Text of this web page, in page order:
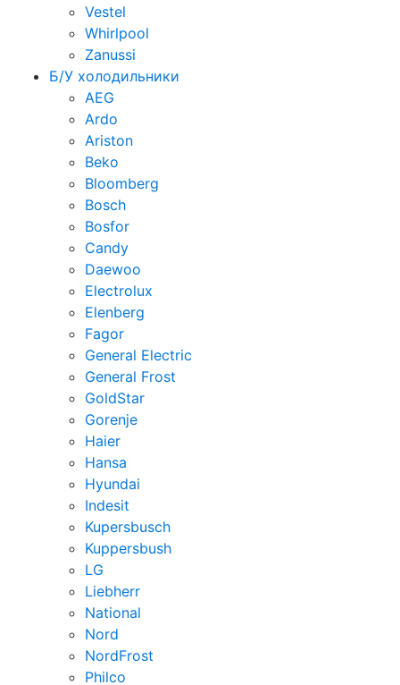
Vestel
Whirlpool
Zanussi
Б/У холодильники
AEG
Ardo
Ariston
Beko
Bloomberg
Bosch
Bosfor
Candy
Daewoo
Electrolux
Elenberg
Fagor
General Electric
General Frost
GoldStar
Gorenje
Haier
Hansa
Hyundai
Indesit
Kupersbusch
Kuppersbush
LG
Liebherr
National
Nord
NordFrost
Philco